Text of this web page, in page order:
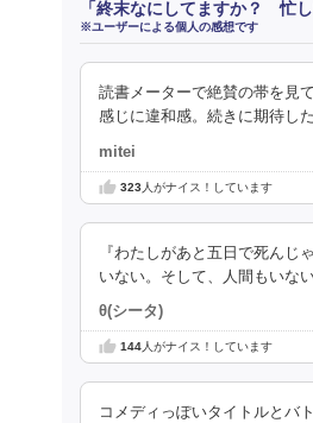
「終末なにしてますか？ 忙
※ユーザーによる個人の感想です
読書メーターで絶賛の帯を見
感じに違和感。続きに期待した
mitei
323人がナイス！しています
『わたしがあと五日で死ん
いない。そして、人間もいな
θ(シータ)
144人がナイス！しています
コメディっぽいタイトルとバ